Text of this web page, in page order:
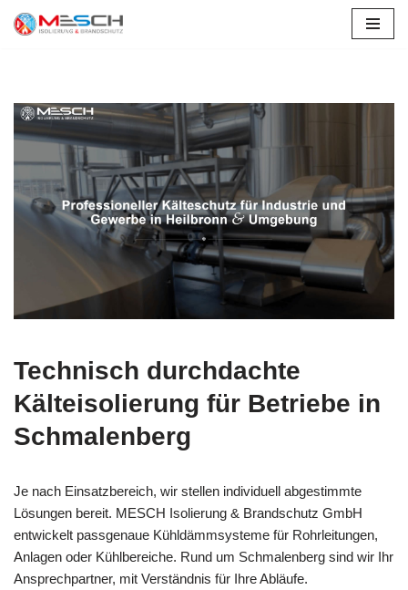
Technisch durchdachte
Kälteisolierung für Betriebe in
Schmalenberg
Je nach Einsatzbereich, wir stellen individuell abgestimmte
Lösungen bereit. MESCH Isolierung & Brandschutz GmbH
entwickelt passgenaue Kühldämmsysteme für Rohrleitungen,
Anlagen oder Kühlbereiche. Rund um Schmalenberg sind wir Ihr
Ansprechpartner, mit Verständnis für Ihre Abläufe.